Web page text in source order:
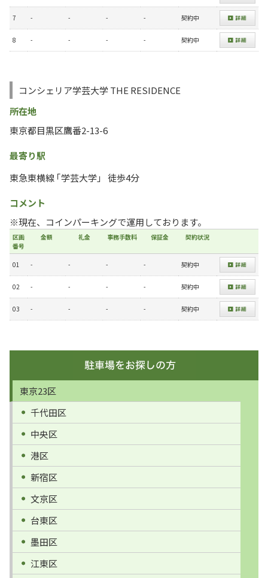
7 - - - - 契約中
8 - - - - 契約中
コンシェリア学芸大学 THE RESIDENCE
所在地
東京都目黒区鷹番2-13-6
最寄り駅
東急東横線 ｢学芸大学」 徒歩4分
コメント
※現在、コインパーキングで運用しております。
区画
番号
金額 礼金 事務手数料 保証金 契約状況
01 - - - - 契約中
02 - - - - 契約中
03 - - - - 契約中
東京23区
千代田区
中央区
港区
新宿区
文京区
台東区
墨田区
江東区